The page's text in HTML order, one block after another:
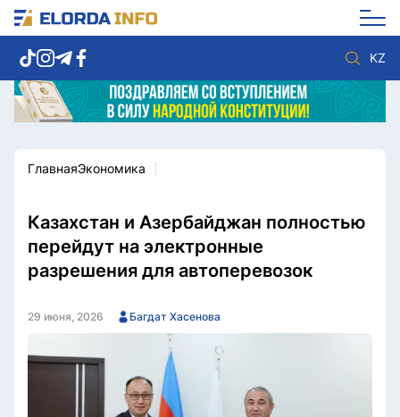
KZ
Новости столицы
Спорт
Культура
Мнение
Видео
Мир
Послание
Служба Комплаенс
ГлавнаяЭкономика
Казахстан и Азербайджан полностью
перейдут на электронные
разрешения для автоперевозок
29 июня, 2026 Багдат Хасенова